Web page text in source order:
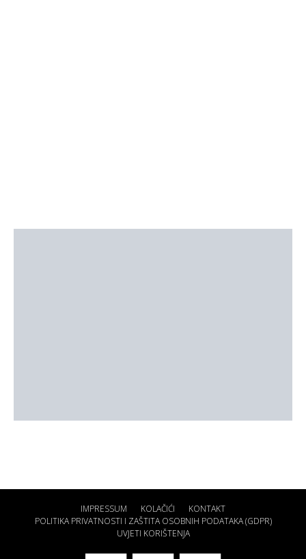
IMPRESSUM KOLAČIĆI
KONTAKT
POLITIKA PRIVATNOSTI I ZAŠTITA OSOBNIH PODATAKA (GDPR)
UVJETI KORIŠTENJA